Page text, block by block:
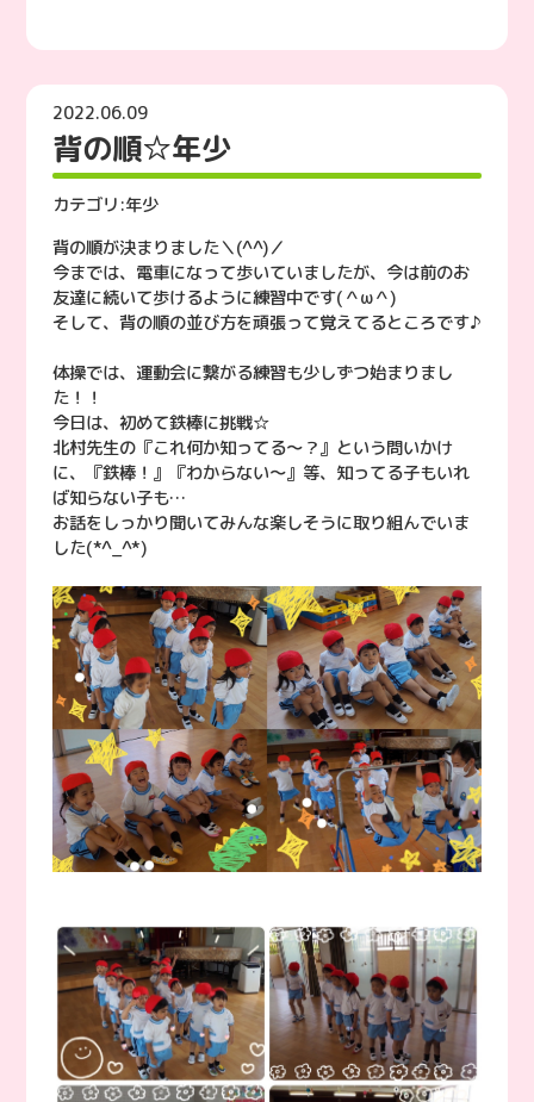
2022.06.09
背の順☆年少
カテゴリ:年少
背の順が決まりました＼(^^)／
今までは、電車になって歩いていましたが、今は前のお
友達に続いて歩けるように練習中です(＾ω＾)
そして、背の順の並び方を頑張って覚えてるところです♪
体操では、運動会に繋がる練習も少しずつ始まりまし
た！！
今日は、初めて鉄棒に挑戦☆
北村先生の『これ何か知ってる〜？』という問いかけ
に、『鉄棒！』『わからない〜』等、知ってる子もいれ
ば知らない子も…
お話をしっかり聞いてみんな楽しそうに取り組んでいま
した(*^_^*)